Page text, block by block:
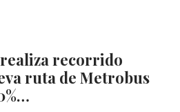
recorrido
ruta de Metrobus